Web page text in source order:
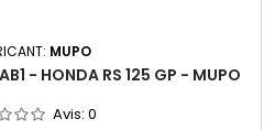
MUPO
- HONDA RS 125 GP - MUPO
Avis: 0